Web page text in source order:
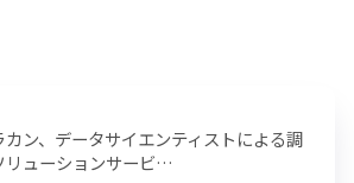
カン、データサイエンティストによる調
リューションサービ…